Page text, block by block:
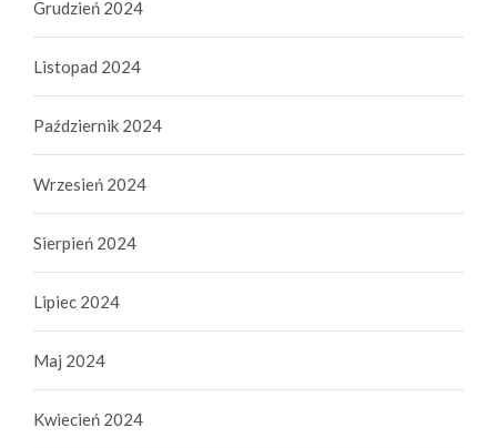
Grudzień 2024
Listopad 2024
Październik 2024
Wrzesień 2024
Sierpień 2024
Lipiec 2024
Maj 2024
Kwiecień 2024